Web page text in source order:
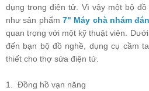
dụng trong điện tử. Vì vậy một bộ
như sản phẩm 7" Máy chà nhám
quan trọng với một kỹ thuật viên.
đến bạn bộ đồ nghề, dụng cụ cầm
thiết cho thợ sửa điện tử.
1. Đồng hồ vạn năng